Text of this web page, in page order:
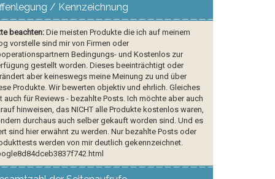
/ Kennzeichnung
beachten:Die meisten Produkte die ich auf meinem
vorstelle sind mir von Firmen oder
Bedingungs- und Kostenlos zur
gestellt worden. Dieses beeinträchtigt oder
aber keineswegs meine Meinung zu und über
Produkte. Wir bewerten objektiv und ehrlich. Gleiches
auch für Reviews - bezahlte Posts. Ich möchte aber auch
hinweisen, das NICHT alle Produkte kostenlos waren,
durchaus auch selber gekauft worden sind. Und es
sind hier erwähnt zu werden. Nur bezahlte Posts oder
werden von mir deutlich gekennzeichnet.